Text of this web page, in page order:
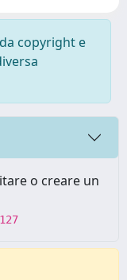
copyright e
o creare un